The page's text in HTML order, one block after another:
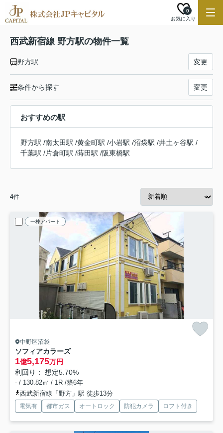
お気に入り
0
西武新宿線 野方駅の物件一覧
野方駅 変更
条件から探す 変更
おすすめの駅
野方駅 /南太田駅 /黄金町駅 /小岩駅 /沼袋駅 /井土ヶ谷駅 /
千葉駅 /片倉町駅 /蒔田駅 /阪東橋駅
4件
一棟アパート
中野区沼袋
ソフィアカラーズ
1億5,175万円
利回り： 想定5.70%
- / 130.82㎡ / 1R /築6年
西武新宿線「野方」駅 徒歩13分
電気有 都市ガス オートロック 防犯カメラ ロフト付き